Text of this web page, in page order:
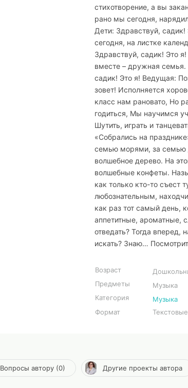
стихотворение, а вы
рано мы сегодня,
Дети: Здравствуй,
сегодня, на листке
Здравствуй, садик! Это
вместе – дружная семья.
садик! Это я! Ведущая:
зовет! Исполняется
класс нам рановато, Но
годиться, Мы научимся
Шутить, играть и
«Собрались на
семью морями, за семью
волшебное дерево. На
волшебные конфеты.
как только кто-то съест
любознательным,
как раз тот самый день,
аппетитные, ароматные,
отведать? Тогда вперед,
искать? Знаю…
Возраст
Предметы
Музыка
Категория
Музыка
Формат
Вопросы автору (0) Другие проекты автора